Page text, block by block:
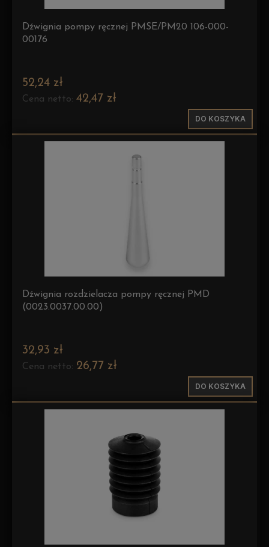
Dźwignia pompy ręcznej PMSE/PM20 106-000-
00176
52,24 zł
Cena netto:42,47 zł
DO KOSZYKA
Dźwignia rozdzielacza pompy ręcznej PMD
(0023.0037.00.00)
32,93 zł
Cena netto: 26,77 zł
DO KOSZYKA